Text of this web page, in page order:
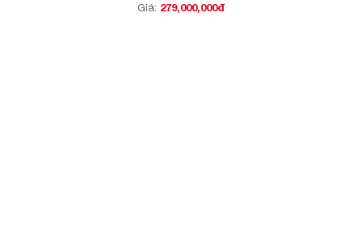
Giá: 279,000,000đ